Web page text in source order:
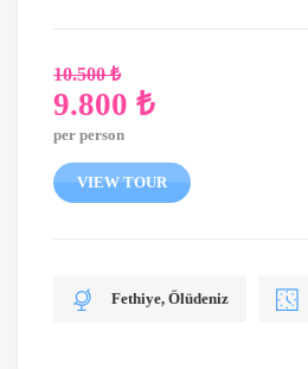
10.500₺
Ursprünglicher
Preis
war:
10.500 ₺
9.800 ₺
Aktueller
Preis
ist:
per person
VIEW TOUR
Fethiye, Ölüdeniz